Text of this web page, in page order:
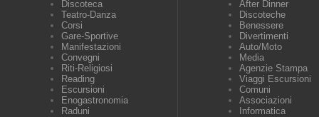
Discoteca
Teatro-Danza
Corsi
Gare-Sportive
Manifestazioni
Convegni
Riti-Religiosi
Reading
Escursioni
Enogastronomia
Raduni
After Dinner
Discoteche
Benessere
Divertimenti
Auto/Moto
Media
Agenzie Stampa
Viaggi Escursioni
Comuni
Associazioni
Informatica